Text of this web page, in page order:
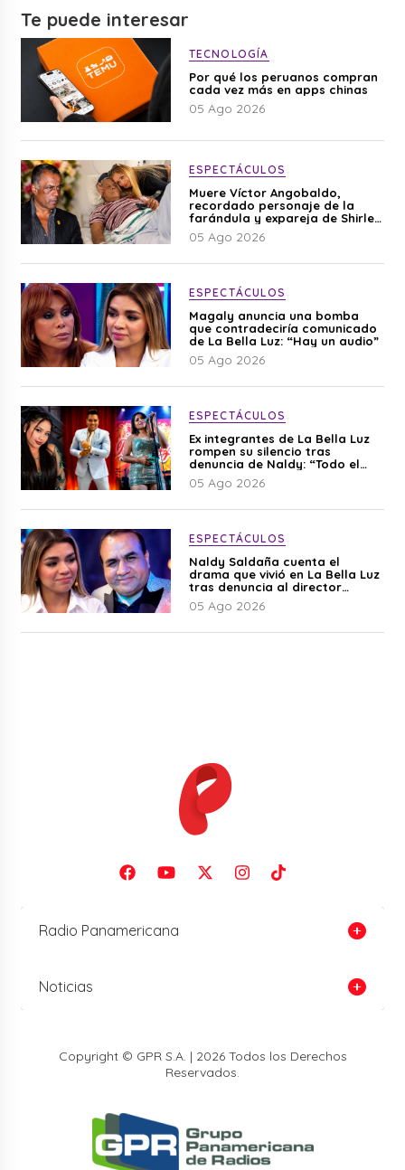
Te puede interesar
TECNOLOGÍA
Por qué los peruanos compran
cada vez más en apps chinas
05 Ago 2026
ESPECTÁCULOS
Muere Víctor Angobaldo,
recordado personaje de la
farándula y expareja de Shirley
Cherres
05 Ago 2026
ESPECTÁCULOS
Magaly anuncia una bomba
que contradeciría comunicado
de La Bella Luz: “Hay un audio”
05 Ago 2026
ESPECTÁCULOS
Ex integrantes de La Bella Luz
rompen su silencio tras
denuncia de Naldy: “Todo el
mundo lo sabía”
05 Ago 2026
ESPECTÁCULOS
Naldy Saldaña cuenta el
drama que vivió en La Bella Luz
tras denuncia al director
musical: “No me parece justo”
05 Ago 2026
Radio Panamericana
Noticias
Copyright © GPR S.A. | 2026 Todos los Derechos
Reservados.